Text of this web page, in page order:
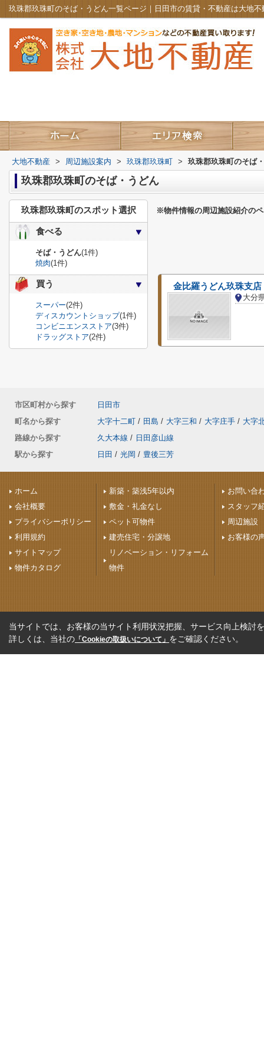
玖珠郡玖珠町のそば・うどん一覧ページ｜日田市の賃貸・不動産は大地不
大地不動産 > 周辺施設案内 > 玖珠郡玖珠町 > 玖珠郡玖珠町のそば
玖珠郡玖珠町のそば・うどん
※物件情報の周辺施設紹介の
金比羅うどん玖珠支店
大分
玖珠郡玖珠町のスポット選択
食べる
そば・うどん(1件)
焼肉(1件)
買う
スーパー(2件)
ディスカウントショップ(1件)
コンビニエンスストア(3件)
ドラッグストア(2件)
市区町村から探す
日田市
町名から探す
大字十二町 / 田島 / 大字三和 / 大字庄手 / 大字
路線から探す
久大本線 / 日田彦山線
駅から探す
日田 / 光岡 / 豊後三芳
ホーム
会社概要
プライバシーポリシー
利用規約
サイトマップ
物件カタログ
新築・築浅5年以内
敷金・礼金なし
ペット可物件
建売住宅・分譲地
リノベーション・リフォーム
物件
お問い合
スタッフ
周辺施設
お客様の
当サイトでは、お客様の当サイト利用状況把握、サービス向上検討
詳しくは、当社の 「Cookieの取扱いについて」 をご確認ください。